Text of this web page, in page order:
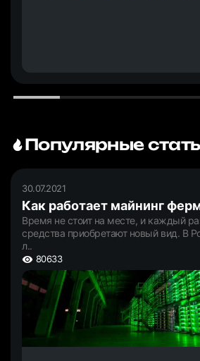
Популярные
30.07.2021
Как работает майнинг
Время не стоит на месте, и каждый
средства приобретают новый вид. В
л..
80633